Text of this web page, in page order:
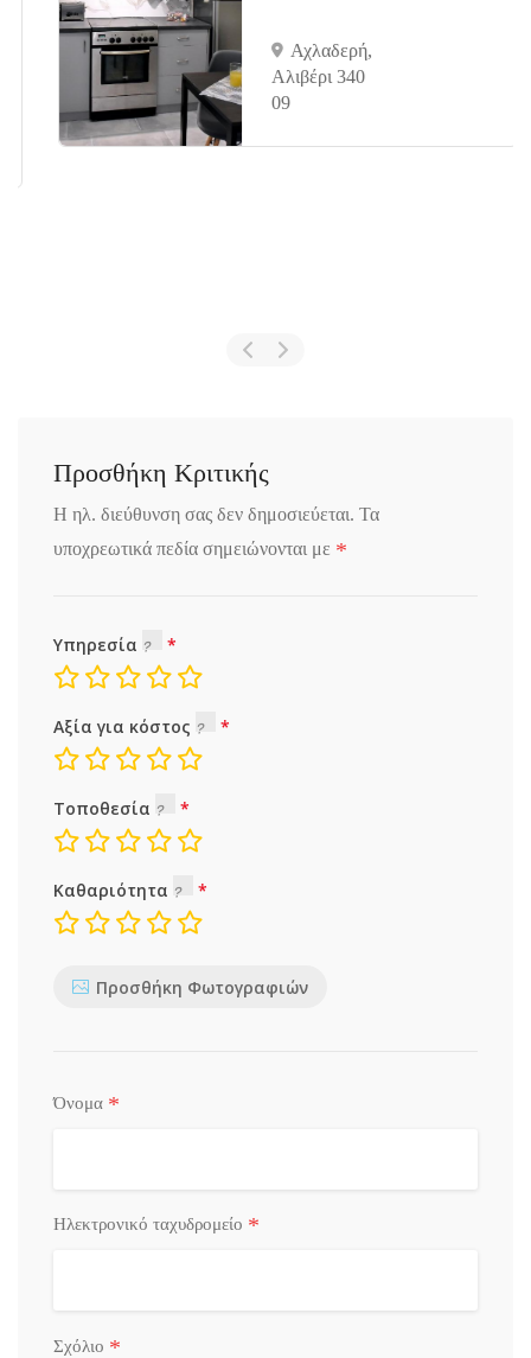
Αχλαδερή,
Αλιβέρι 340
Προσθήκη Κριτικής
Η ηλ. διεύθυνση σας δεν δημοσιεύεται. Τα
υποχρεωτικά πεδία σημειώνονται με *
Υπηρεσία
Αξία για κόστος
Τοποθεσία
Καθαριότητα
Προσθήκη Φωτογραφιών
Όνομα *
Ηλεκτρονικό ταχυδρομείο *
Σχόλιο *